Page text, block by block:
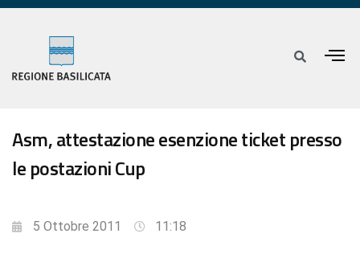
Asm, attestazione esenzione ticket presso
le postazioni Cup
5 Ottobre 2011 11:18